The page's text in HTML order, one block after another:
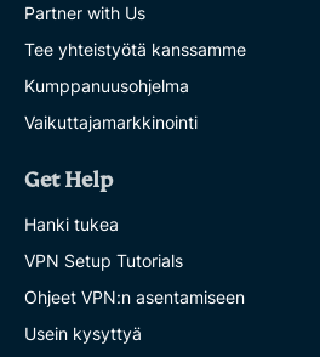
Partner with Us
Tee yhteistyötä kanssamme
Kumppanuusohjelma
Vaikuttajamarkkinointi
Get Help
Hanki tukea
VPN Setup Tutorials
Ohjeet VPN:n asentamiseen
Usein kysyttyä